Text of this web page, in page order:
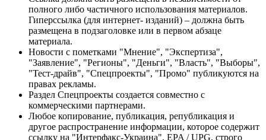
полного либо частичного использования материалов.
Гиперссылка (для интернет- изданий) – должна быть
размещена в подзаголовке или в первом абзаце
материала.
Новости с пометками "Мнение", "Экспертиза",
"Заявление", "Регионы", "Деньги", "Власть", "Выборы",
"Тест-драйв", "Спецпроекты", "Промо" публикуются на
правах рекламы.
Раздел Спецпроекты создается совместно с
коммерческими партнерами.
Любое копирование, публикация, републикация и
другое распространение информации, которое содержит
ссылку на "Интерфакс-Украина", EPA / UPG, строго